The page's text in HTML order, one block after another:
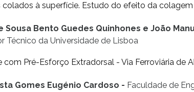
à superfície. Estudo do efeito da colagem
Sousa Bento Guedes Quinhones e João
Técnico da Universidade de Lisboa
com Pré-Esforço Extradorsal - Via Ferroviária de
Gomes Eugénio Cardoso - Faculdade de